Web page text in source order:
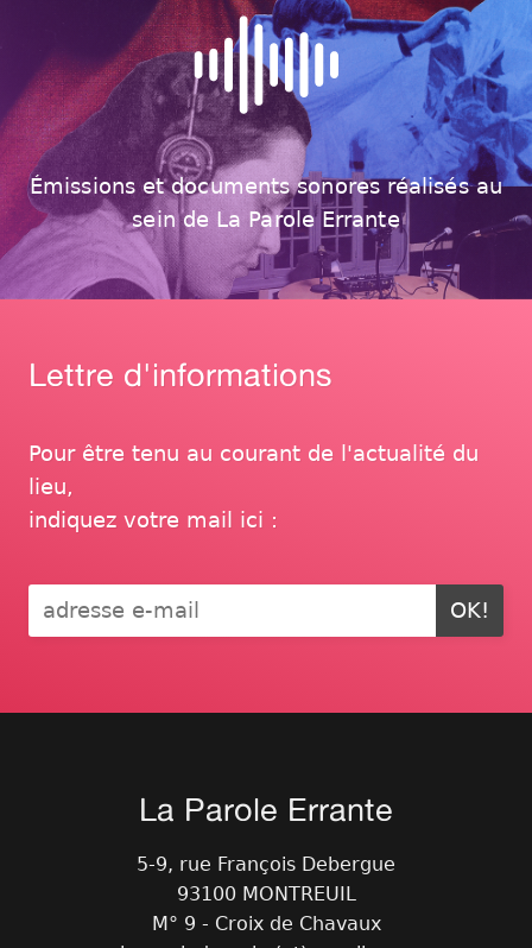
Émissions et documents sonores réalisés au
sein de La Parole Errante
Lettre d'informations
Pour être tenu au courant de l'actualité du
lieu,
indiquez votre mail ici :
OK!
La Parole Errante
5-9, rue François Debergue
93100 MONTREUIL
M° 9 - Croix de Chavaux